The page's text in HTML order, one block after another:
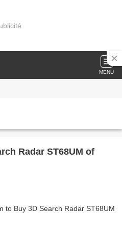
MENU
Radar ST68UM of